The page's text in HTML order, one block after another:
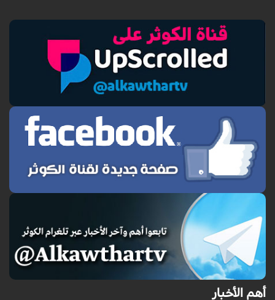
أهم الأخبار